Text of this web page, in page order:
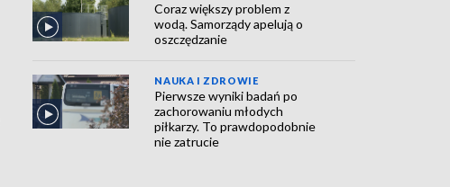
Coraz większy problem z
wodą. Samorządy apelują o
oszczędzanie
NAUKA I ZDROWIE
Pierwsze wyniki badań po
zachorowaniu młodych
piłkarzy. To prawdopodobnie
nie zatrucie